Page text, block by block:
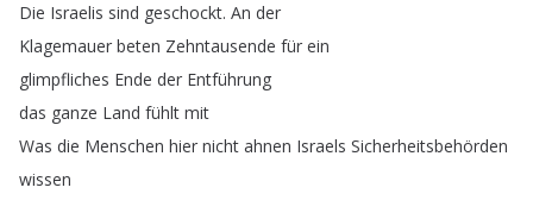
Die Israelis sind geschockt. An der
Klagemauer beten Zehntausende für ein
glimpfliches Ende der Entführung
das ganze Land fühlt mit
Was die Menschen hier nicht ahnen Israels Sicherheitsbehörden
wissen